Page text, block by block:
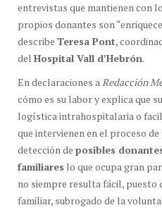
entrevistas que mantienen con
propios donantes son
describe Teresa Pont,
del Hospital Vall d’Hebrón.
En declaraciones aRedacción
cómo es su labor y explica que
logística intrahospitalaria o
que intervienen en el proceso
detección de posibles
familiares lo que ocupa gran
no siempre resulta fácil, puesto
familiar, subrogado de la